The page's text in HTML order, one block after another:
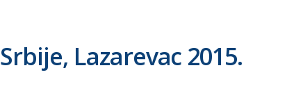
Lazarevac 2015.